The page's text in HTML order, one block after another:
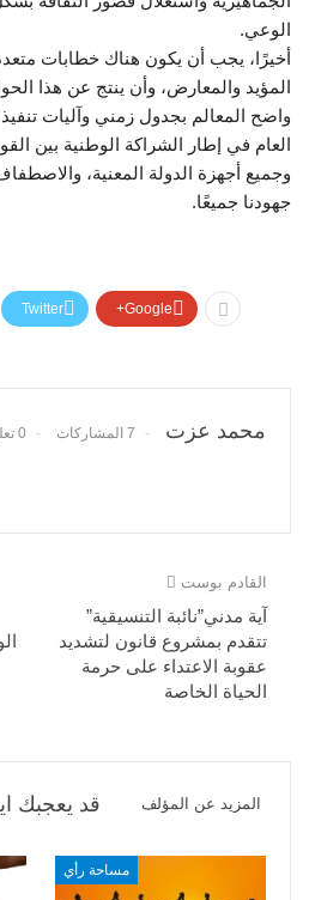
الوعي.
أخيرًا، يجب أن يكون هناك خطابات
المؤيد والمعارض، وأن ينتج عن هذا
واضح المعالم بجدول زمني وآليات تنفيذ
العام في إطار الشراكة الوطنية بين
وجميع أجهزة الدولة المعنية،
جهودنا جميعًا.
Twitter Google+
محمد عزت 7 المشاركات 0 تعليقات
القادم بوست
آية مدني”نائبة التنسيقية”
تتقدم بمشروع قانون لتشديد
عقوبة الاعتداء على حرمة
الحياة الخاصة
قد يعجبك المزيد عن المؤلف
مساحة رأي